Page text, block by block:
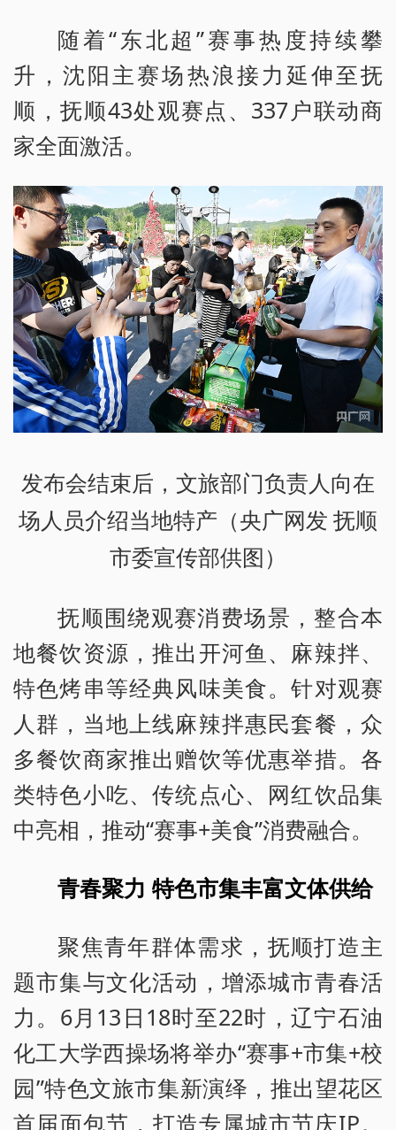
随着“东北超”赛事热度持续攀
升，沈阳主赛场热浪接力延伸至抚
顺，抚顺43处观赛点、337户联动商
家全面激活。
发布会结束后，文旅部门负责人向在
场人员介绍当地特产（央广网发 抚顺
市委宣传部供图）
抚顺围绕观赛消费场景，整合本
地餐饮资源，推出开河鱼、麻辣拌、
特色烤串等经典风味美食。针对观赛
人群，当地上线麻辣拌惠民套餐，众
多餐饮商家推出赠饮等优惠举措。各
类特色小吃、传统点心、网红饮品集
中亮相，推动“赛事+美食”消费融合。
青春聚力 特色市集丰富文体供给
聚焦青年群体需求，抚顺打造主
题市集与文化活动，增添城市青春活
力。6月13日18时至22时，辽宁石油
化工大学西操场将举办“赛事+市集+校
园”特色文旅市集新演绎，推出望花区
首届面包节，打造专属城市节庆IP。